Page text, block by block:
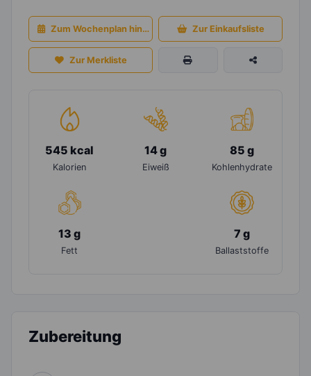
Zum Wochenplan hinzufügen Zur Einkaufsliste
Zur Merkliste
545 kcal
Kalorien
14 g
Eiweiß
85 g
Kohlenhydrate
13 g
Fett
7 g
Ballaststoffe
Zubereitung